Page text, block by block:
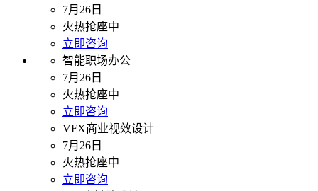
7月26日
火热抢座中
立即咨询
智能职场办公
7月26日
火热抢座中
立即咨询
VFX商业视效设计
7月26日
火热抢座中
立即咨询